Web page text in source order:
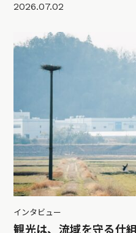
2026.07.02
インタビュー
観光は、流域を守る仕